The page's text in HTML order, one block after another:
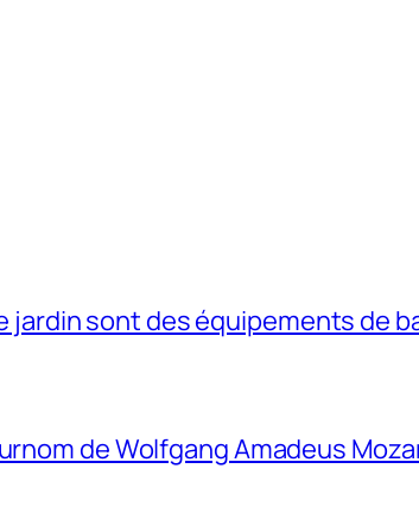
jardin sont des équipements de
de Wolfgang Amadeus